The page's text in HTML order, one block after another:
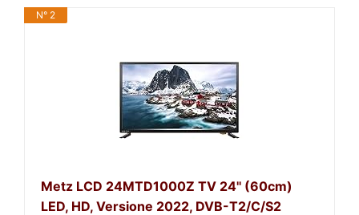
N° 2
Metz LCD 24MTD1000Z TV 24'' (60cm)
LED, HD, Versione 2022, DVB-T2/C/S2